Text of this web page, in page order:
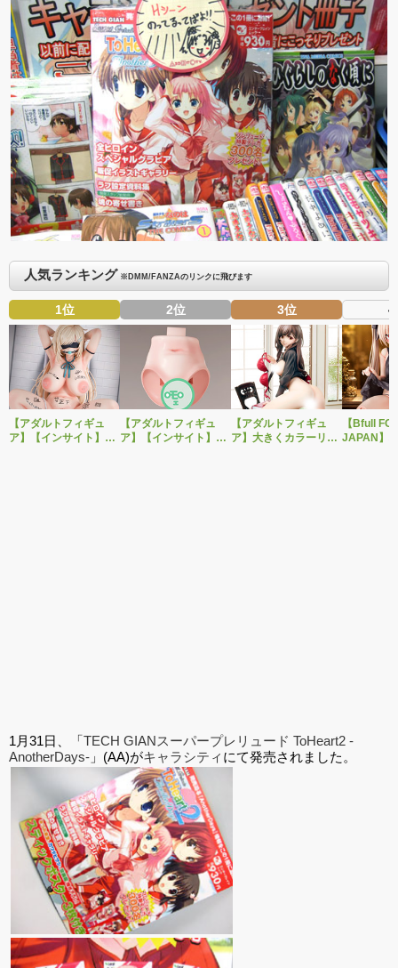
人気ランキング ※DMM/FANZAのリンクに飛びます
1位
【アダルトフィギュ
ア】【インサイト】肉
2位
【アダルトフィギュ
ア】【インサイト】ベ
3位
【アダルトフィギュ
ア】大きくカラーリン
4
【Bfull
JAPAN】
1月31日、「TECH GIANスーパープレリュード ToHeart2 -
AnotherDays- 」(AA)がキャラシティ にて発売されました。